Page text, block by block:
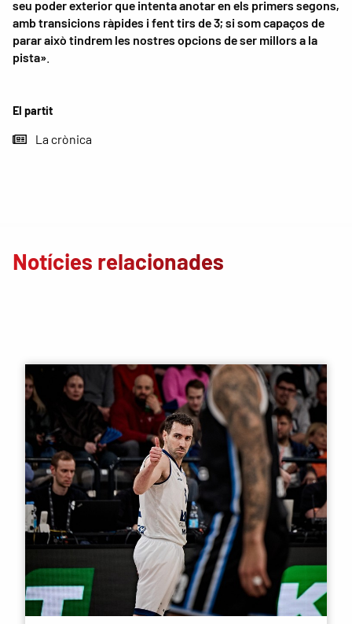
El partit
La crònica
seu poder exterior que intenta anotar en els primers segons,
amb transicions ràpides i fent tirs de 3; si som capaços de
parar això tindrem les nostres opcions de ser millors a la
pista»
Notícies relacionades